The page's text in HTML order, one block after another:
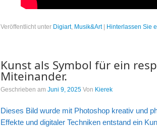
Veröffentlicht unter Digiart, Musik&Art Hinterlassen Sie
Kunst als Symbol für ein
Miteinander.
Geschrieben am Juni 9, 2025 Von Kierek
Dieses Bild wurde mit Photoshop kreativ und
Effekte und digitaler Techniken entstand ein